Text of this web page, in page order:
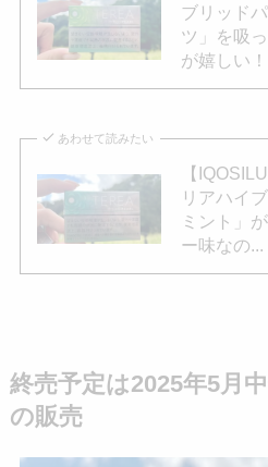
ブリッド
ツ」を吸
が嬉しい
あわせて読みたい
【
リアハイ
ミント」
ー味なの...
終売予定は2025年5月
の販売